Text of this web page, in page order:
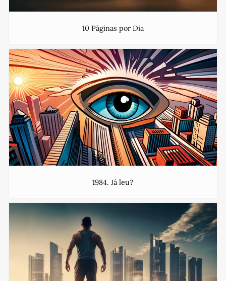
10 Páginas por Dia
1984. Já leu?